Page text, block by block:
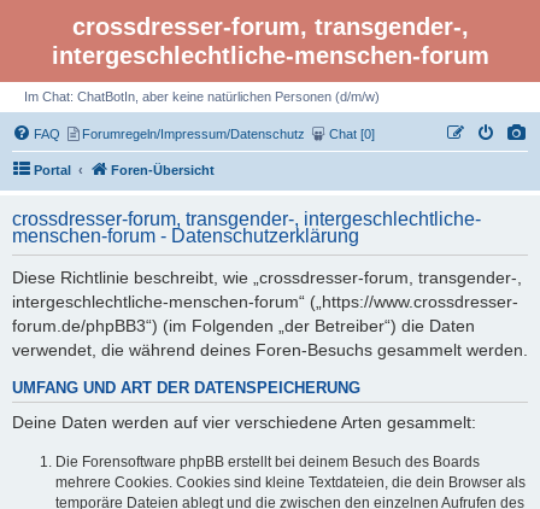
crossdresser-forum, transgender-,
intergeschlechtliche-menschen-forum
Im Chat: ChatBotIn, aber keine natürlichen Personen (d/m/w)
FAQ Forumregeln/Impressum/Datenschutz Chat [0]
Portal Foren-Übersicht
crossdresser-forum, transgender-, intergeschlechtliche-
menschen-forum - Datenschutzerklärung
Diese Richtlinie beschreibt, wie „crossdresser-forum, transgender-,
intergeschlechtliche-menschen-forum“ („https://www.crossdresser-
forum.de/phpBB3“) (im Folgenden „der Betreiber“) die Daten
verwendet, die während deines Foren-Besuchs gesammelt werden.
UMFANG UND ART DER DATENSPEICHERUNG
Deine Daten werden auf vier verschiedene Arten gesammelt:
Die Forensoftware phpBB erstellt bei deinem Besuch des Boards
mehrere Cookies. Cookies sind kleine Textdateien, die dein Browser als
temporäre Dateien ablegt und die zwischen den einzelnen Aufrufen des